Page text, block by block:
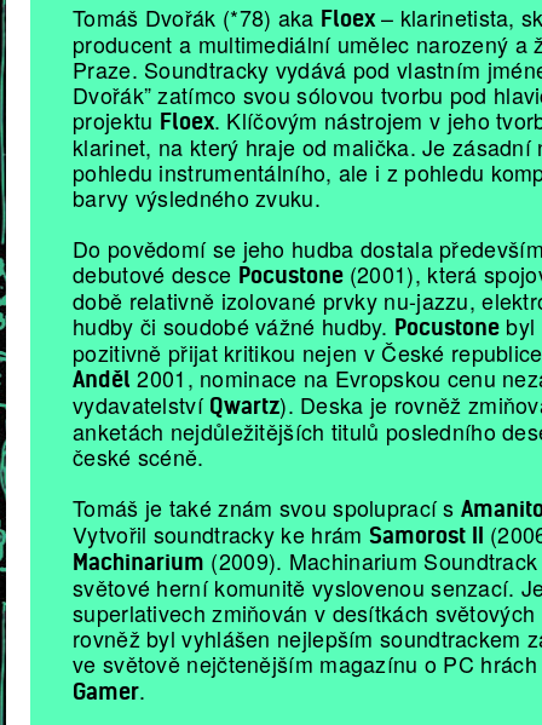
Tomáš Dvořák (*78) aka Floex– klarinetista,
producent a multimediální umělec narozený a
Praze. Soundtracky vydává pod vlastním
Dvořák” zatímco svou sólovou tvorbu pod
projektu Floex. Klíčovým nástrojem v jeho
klarinet, na který hraje od malička. Je zásadní
pohledu instrumentálního, ale i z pohledu
barvy výsledného zvuku.
Do povědomí se jeho hudba dostala
debutové desce Pocustone(2001), která
době relativně izolované prvky nu-jazzu,
hudby či soudobé vážné hudby. Pocustone byl
pozitivně přijat kritikou nejen v České
Anděl 2001, nominace na Evropskou cenu
vydavatelství Qwartz). Deska je rovněž
anketách nejdůležitějších titulů posledního
české scéně.
Tomáš je také znám svou spoluprací s
Vytvořil soundtracky ke hrám Samorost II
Machinarium (2009). Machinarium
světové herní komunitě vyslovenou senzací.
superlativech zmiňován v desítkách
rovněž byl vyhlášen nejlepším soundtrackem
ve světově nejčtenějším magazínu o PC
Gamer.